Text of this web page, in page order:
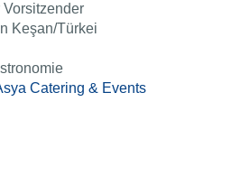
Keşan/Türkei
Catering & Events